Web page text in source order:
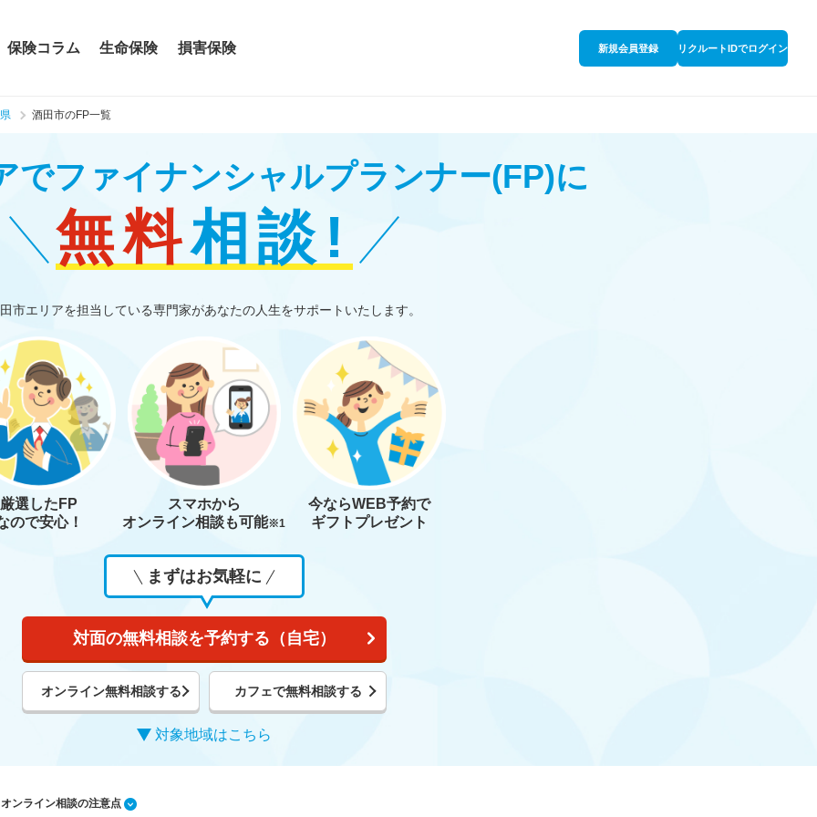
保険コラム 生命保険 損害保険 新規会員登録 リクルートIDでログイン
酒田市のFP一覧
でファイナンシャルプランナー(FP)に
無料相談!
市エリアを担当している専門家があなたの人生をサポートいたします。
厳選したFP
ので安心！
スマホから
オンライン相談も可能※1
今ならWEB予約で
ギフトプレゼント
まずはお気軽に
対面の無料相談を予約する（自宅）
オンライン無料相談する カフェで無料相談する
対象地域はこちら
ンライン相談の注意点